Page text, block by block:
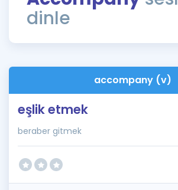
Kampanyalar
İngilizce Gramer
dinle
accompany (v)
eşlik etmek
beraber gitmek